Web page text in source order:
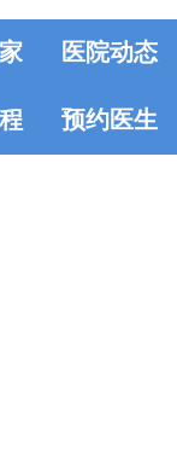
医院动态
预约医生